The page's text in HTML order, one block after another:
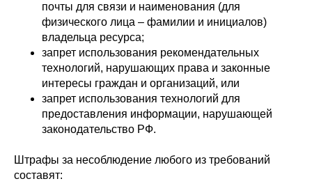
почты для связи и наименования (для
физического лица – фамилии и инициалов)
владельца ресурса;
запрет использования рекомендательных
технологий, нарушающих права и законные
интересы граждан и организаций, или
запрет использования технологий для
предоставления информации, нарушающей
законодательство РФ.
Штрафы за несоблюдение любого из требований
составят: